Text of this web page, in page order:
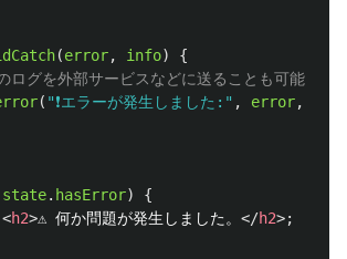
(error, info)
{
グを外部サービスなどに送ることも可能
( "❗エラーが発生しました: " , error,
state. hasError)
{
<h2>⚠️ 何か問題が発生しました。 </h2>;